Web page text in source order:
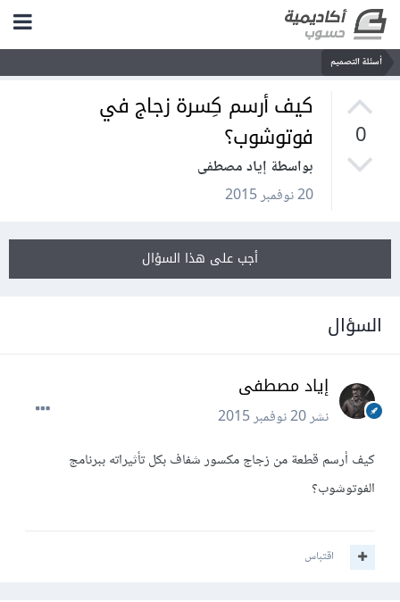
أسئلة التصميم
0
كيف أرسم كِسرة زجاج في
فوتوشوب؟
بواسطة إياد مصطفى
20 نوفمبر 2015
أجب على هذا السؤال
السؤال
إياد مصطفى
نشر20 نوفمبر 2015
كيف أرسم قطعة من زجاج مكسور شفاف بكل تأثيراته ببرنامج
الفوتوشوب؟
اقتباس